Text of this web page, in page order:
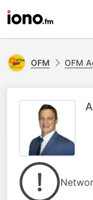
OFM OFM